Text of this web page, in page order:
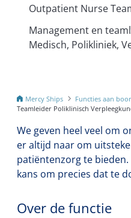
Outpatient Nurse
Management en
Medisch, Polikliniek,
Mercy Ships
Functies aan
Teamleider Poliklinisch
We geven heel veel om
er altijd naar om
patiëntenzorg te
kans om precies dat te
Over de functie